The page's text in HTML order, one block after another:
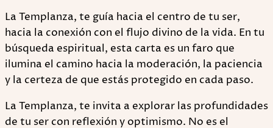
La Templanza, te guía hacia el centro de tu ser,
hacia la conexión con el flujo divino de la vida. En tu
búsqueda espiritual, esta carta es un faro que
ilumina el camino hacia la moderación, la paciencia
y la certeza de que estás protegido en cada paso.
La Templanza, te invita a explorar las profundidades
de tu ser con reflexión y optimismo. No es el